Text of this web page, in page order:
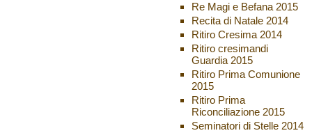
Re Magi e Befana 2015
Recita di Natale 2014
Ritiro Cresima 2014
Ritiro cresimandi
Guardia 2015
Ritiro Prima Comunione
2015
Ritiro Prima
Riconciliazione 2015
Seminatori di Stelle 2014